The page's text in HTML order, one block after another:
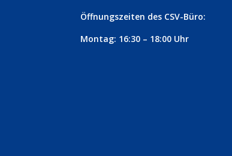
Öffnungszeiten des CSV-Büro:
Montag: 16:30 – 18:00 Uhr